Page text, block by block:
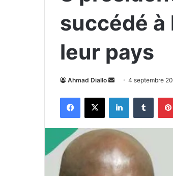
succédé
leur pays
Ahmad Diallo
Envoyer
courriel
4 septembre
Facebook
X Linkedin